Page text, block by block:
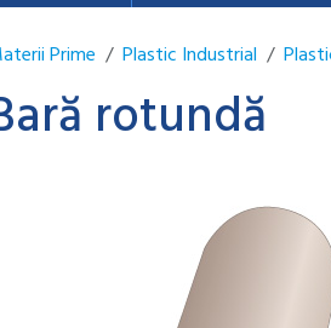
Prime Plastic Industrial
rotundă